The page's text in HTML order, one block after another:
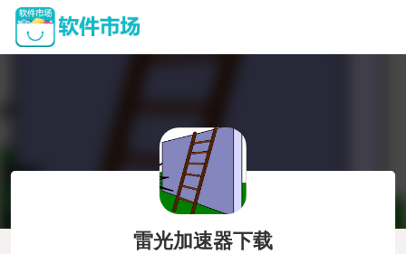
雷光加速器下载